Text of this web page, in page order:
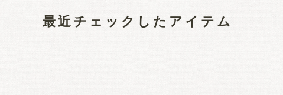
最近チェックしたアイテム